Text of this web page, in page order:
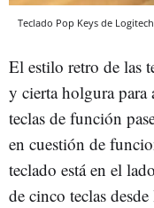
Teclado Pop Keys de Logitech
El estilo retro de las
y cierta holgura para
teclas de función
en cuestión de
teclado está en el
de cinco teclas